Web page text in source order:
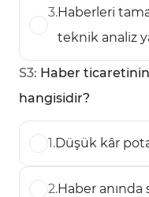
3.Haberleri
teknik analiz
S3: Haber
hangisidir?
1.Düşük kâr
2.Haber anında